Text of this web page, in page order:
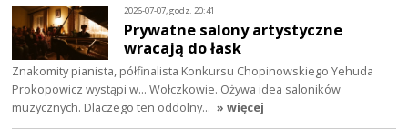
2026-07-07, godz. 20:41
Prywatne salony artystyczne
wracają do łask
Znakomity pianista, półfinalista Konkursu Chopinowskiego Yehuda
Prokopowicz wystąpi w… Wołczkowie. Ożywa idea saloników
muzycznych. Dlaczego ten oddolny… » więcej